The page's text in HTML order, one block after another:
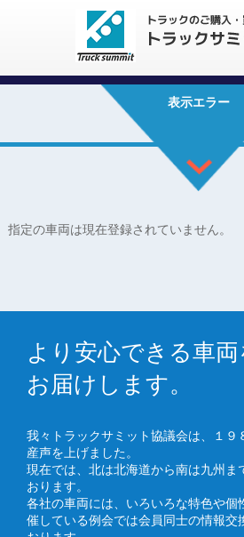
表示エラー
指定の車両は現在登録されていません。
より安心できる車
お届けします。
我々トラックサミット協議会は、１９
産声を上げました。
現在では、北は北海道から南は九州ま
おります。
各社の車両には、いろいろな特色や個
催している例会では会員同士の情報交